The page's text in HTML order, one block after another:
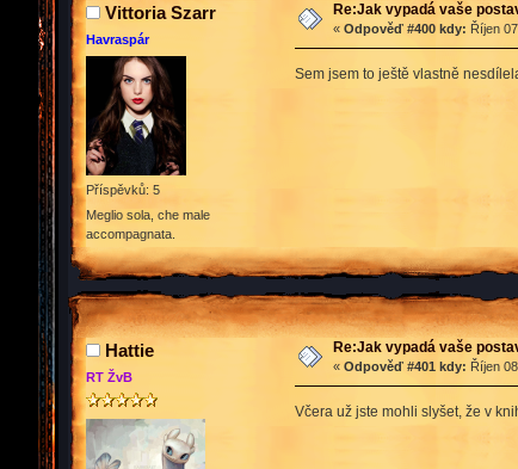
Vittoria Szarr
Havraspár
Příspěvků: 5
Meglio sola, che male
accompagnata.
Re:Jak vypadá vaše
« Odpověď #400 kdy: Říjen
Sem jsem to ještě vlastně
Hattie
RT ŽvB
Re:Jak vypadá vaše
« Odpověď #401 kdy: Říjen
Včera už jste mohli slyšet, že v